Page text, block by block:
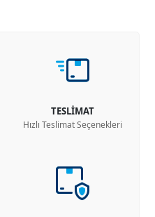
TESLİMAT
Hızlı Teslimat Seçenekleri